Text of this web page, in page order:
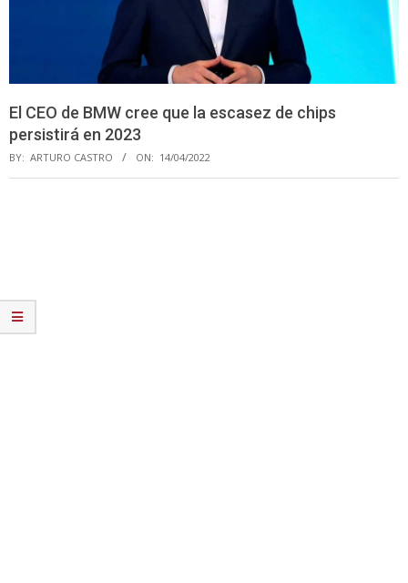
El CEO de BMW cree que la escasez de chips
persistirá en 2023
BY: ARTURO CASTRO ON: 14/04/2022